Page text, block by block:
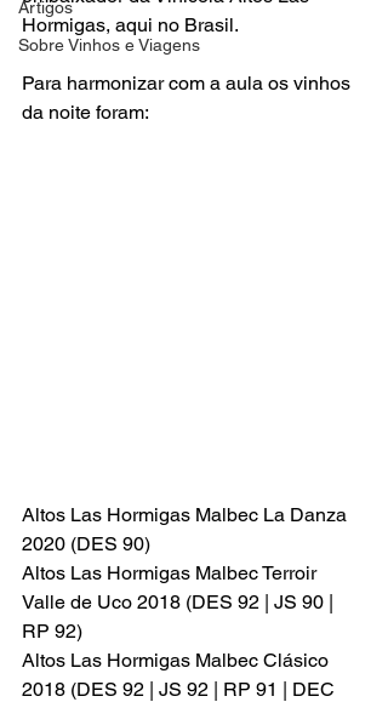
Artigos
Sobre Vinhos e Viagens
Hormigas, aqui no Brasil.
Para harmonizar com a aula os vinhos
da noite foram:
Altos Las Hormigas Malbec La Danza
2020 (DES 90)
Altos Las Hormigas Malbec Terroir
Valle de Uco 2018 (DES 92 | JS 90 |
RP 92)
Altos Las Hormigas Malbec Clásico
2018 (DES 92 | JS 92 | RP 91 | DEC